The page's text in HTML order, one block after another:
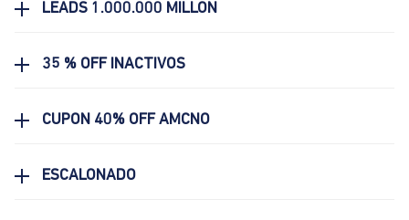
LEADS 1.000.000 MILLON
35 % OFF INACTIVOS
CUPON 40% OFF AMCNO
ESCALONADO